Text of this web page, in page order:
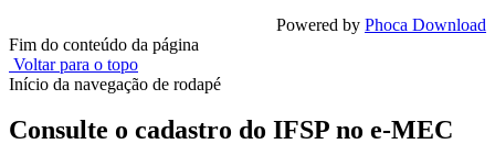
Powered by Phoca Download
Fim do conteúdo da página
Voltar para o topo
Início da navegação de rodapé
Consulte o cadastro do IFSP no e-MEC